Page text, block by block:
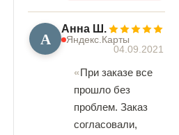
А Анна Ш.
Яндекс.Карты
04.09.2021
При заказе все
прошло без
проблем. Заказ
согласовали,